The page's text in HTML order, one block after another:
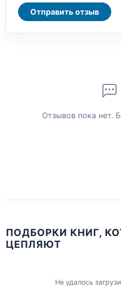
Отправить отзыв
Отзывов пока нет.
ПОДБОРКИ КНИГ,
ЦЕПЛЯЮТ
Не удалось